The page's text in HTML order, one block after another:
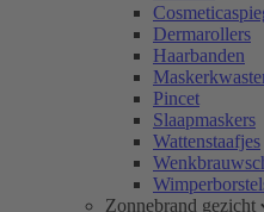
Dermarollers
Haarbanden
Pincet
Slaapmaskers
Wattenstaafjes
Zonnebrand gezicht